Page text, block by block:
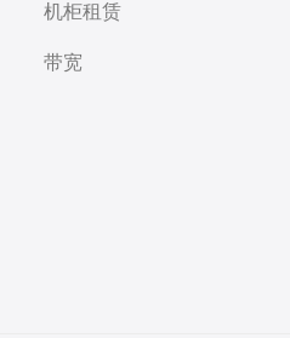
机柜租赁
带宽